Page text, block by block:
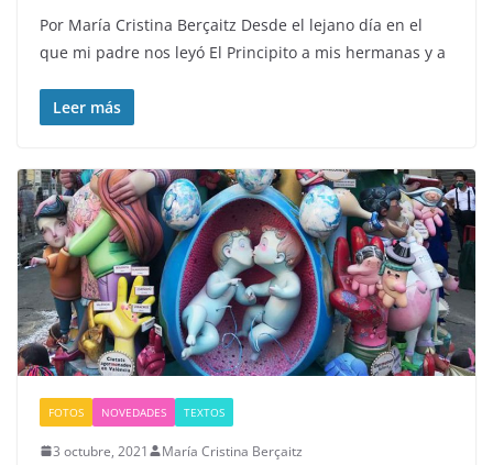
Por María Cristina Berçaitz Desde el lejano día en el
que mi padre nos leyó El Principito a mis hermanas y a
Leer más
FOTOS NOVEDADES TEXTOS
3 octubre, 2021 María Cristina Berçaitz